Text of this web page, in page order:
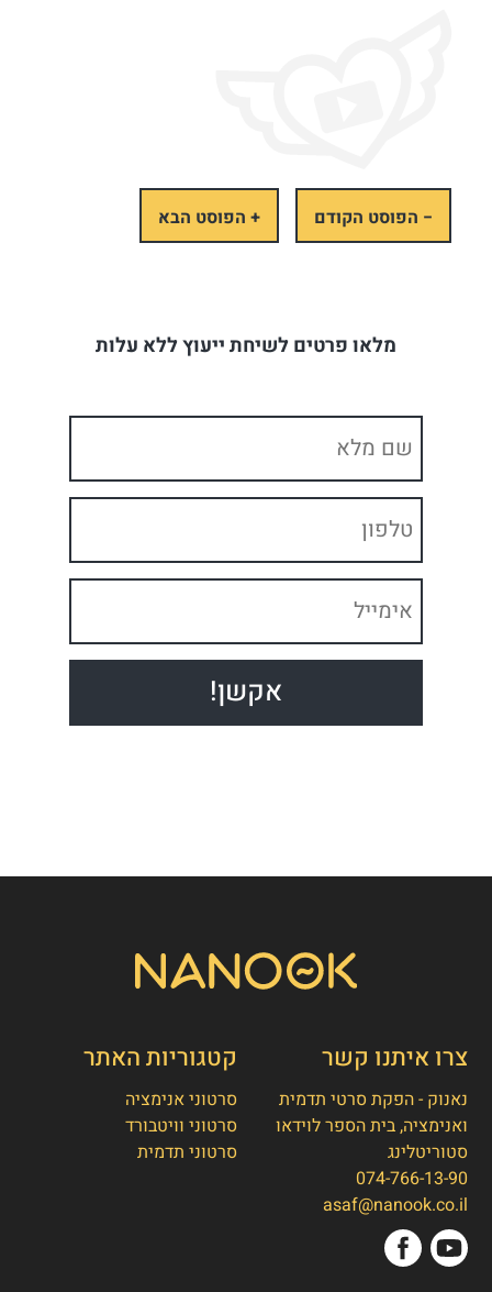
− הפוסט הקודם + הפוסט הבא
מלאו פרטים לשיחת ייעוץ ללא עלות
צרו איתנו קשר
נאנוק - הפקת סרטי תדמית
ואנימציה, בית הספר לוידאו
סטוריטלינג
074-766-13-90
asaf@nanook.co.il
קטגוריות האתר
סרטוני אנימציה
סרטוני וויטבורד
סרטוני תדמית